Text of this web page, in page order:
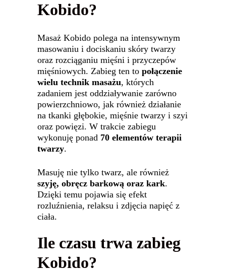
Kobido?
Masaż Kobido polega na intensywnym
masowaniu i dociskaniu skóry twarzy
oraz rozciąganiu mięśni i przyczepów
mięśniowych. Zabieg ten to połączenie
wielu technik masażu, których
zadaniem jest oddziaływanie zarówno
powierzchniowo, jak również działanie
na tkanki głębokie, mięśnie twarzy i szyi
oraz powięzi. W trakcie zabiegu
wykonuję ponad 70 elementów terapii
twarzy.
Masuję nie tylko twarz, ale również
szyję, obręcz barkową oraz kark.
Dzięki temu pojawia się efekt
rozluźnienia, relaksu i zdjęcia napięć z
ciała.
Ile czasu trwa zabieg
Kobido?